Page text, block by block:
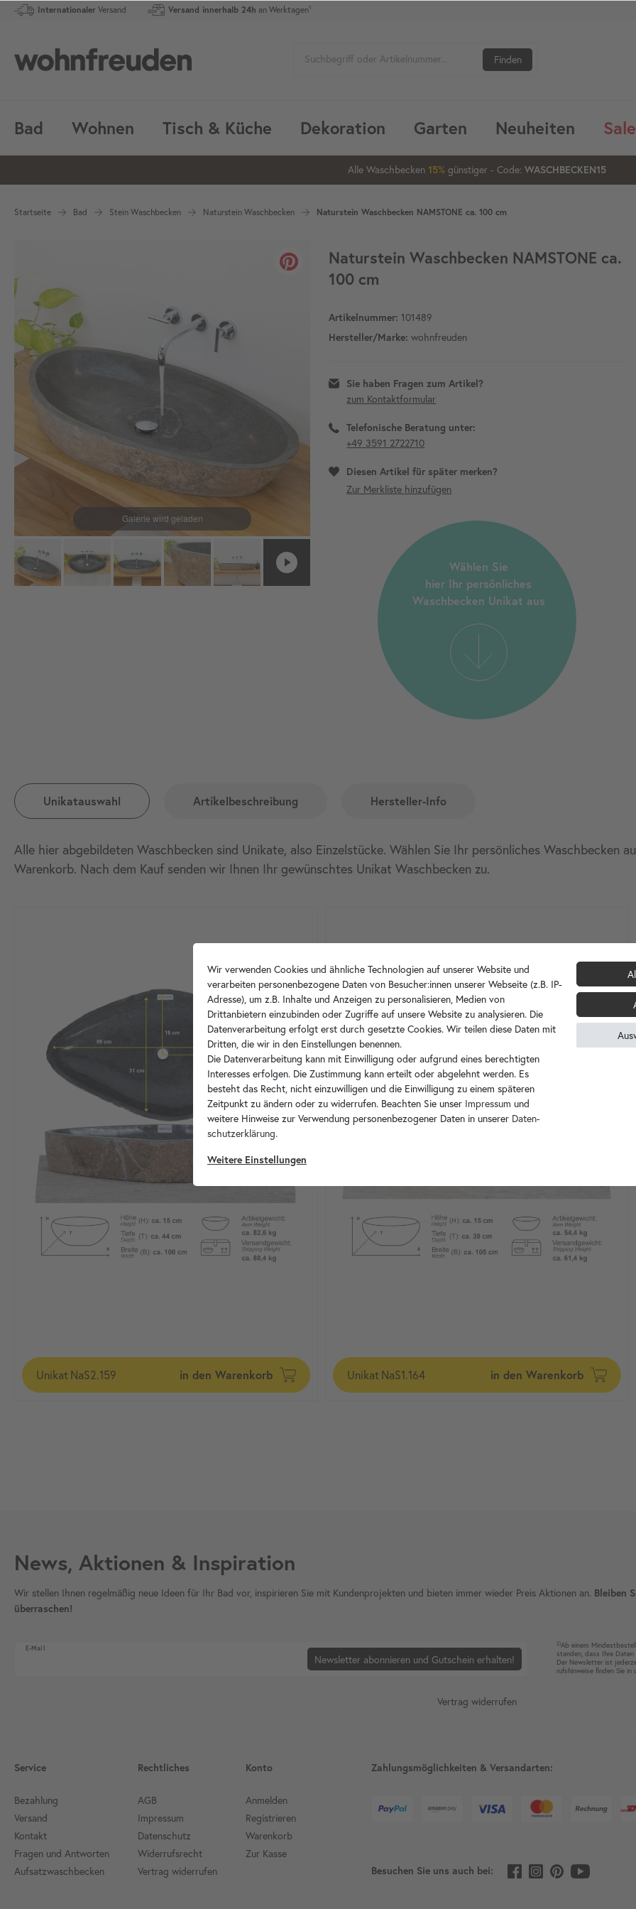
Internationaler Versand Versand innerhalb 24h an Werktagen¹
Finden
Bad Wohnen Tisch & Küche Dekoration Garten Neuheiten Sale
Alle Waschbecken 15% günstiger - Code: WASCHBECKEN15
20%
Startseite Bad Stein Waschbecken Naturstein Waschbecken Naturstein Waschbecken NAMSTONE ca. 100 cm
Naturstein Waschbecken NAMSTONE ca.
100 cm
Artikelnummer: 101489
Hersteller/Marke: wohnfreuden
Sie haben Fragen zum Artikel?
zum Kontaktformular
Telefonische Beratung unter:
+49 3591 2722710
Diesen Artikel für später merken?
Wählen Sie
hier Ihr persönliches
Waschbecken Unikat aus
Unikatauswahl
Alle hier abgebildeten Waschbecken sind Unikate, also Einzelstücke. Wählen Sie Ihr persönliches Waschbecken
Warenkorb. Nach dem Kauf senden wir Ihnen Ihr gewünschtes Unikat Waschbecken zu.
UnikatNaS2.159 in den Warenkorb UnikatNaS1.164 in den Warenkorb
Artikelbeschreibung Hersteller-Info
News, Aktionen & Inspiration
Wir stellen Ihnen regelmäßig neue Ideen für Ihr Bad vor, inspirieren Sie mit Kundenprojekten und bieten immer wieder Preis Aktionen an. Bleiben
überraschen!
E-Mail
Newsletter Honig
Newsletter abonnieren und Gutschein erhalten!
2)Ab einem
standen, dass Ihre
Der News­letter ist
rufshin­weise finden Sie in
Vertrag widerrufen
Service
Bezahlung
Versand
Kontakt
Fragen und Antworten
Aufsatzwaschbecken
Rechtliches
AGB
Impressum
Datenschutz
Widerrufsrecht
Vertrag widerrufen
Konto
Anmelden
Registrieren
Warenkorb
Zur Kasse
Zahlungsmöglichkeiten & Versandarten:
Besuchen Sie uns auch bei:
Wir verwenden Cookies und ähnliche Technologien auf unserer Website und
verarbeiten personenbezogene Daten von Besucher:innen unserer Webseite (z.B. IP-
Adresse), um z.B. Inhalte und Anzeigen zu personalisieren, Medien von
Drittanbietern einzubinden oder Zugriffe auf unsere Website zu analysieren. Die
Datenverarbeitung erfolgt erst durch gesetzte Cookies. Wir teilen diese Daten mit
Dritten, die wir in den Einstellungen benennen.
Die Datenverarbeitung kann mit Einwilligung oder aufgrund eines berechtigten
Interesses erfolgen. Die Zustimmung kann erteilt oder abgelehnt werden. Es
besteht das Recht, nicht einzuwilligen und die Einwilligung zu einem späteren
Zeitpunkt zu ändern oder zu widerrufen. Beachten Sie unser Impressum und
weitere Hinweise zur Verwendung personenbezogener Daten in unserer Daten­
schutz­erklärung.
Weitere Einstellungen